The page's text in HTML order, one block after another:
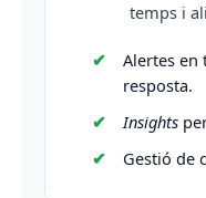
temps i
Alertes en
resposta.
Insights
Gestió de